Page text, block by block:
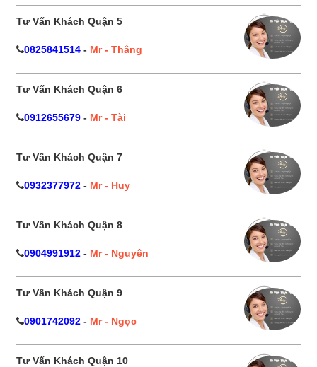
Tư Vấn Khách Quận 5
0825841514 - Mr - Thắng
Tư Vấn Khách Quận 6
0912655679 - Mr - Tài
Tư Vấn Khách Quận 7
0932377972 - Mr - Huy
Tư Vấn Khách Quận 8
0904991912 - Mr - Nguyên
Tư Vấn Khách Quận 9
0901742092 - Mr - Ngọc
Tư Vấn Khách Quận 10